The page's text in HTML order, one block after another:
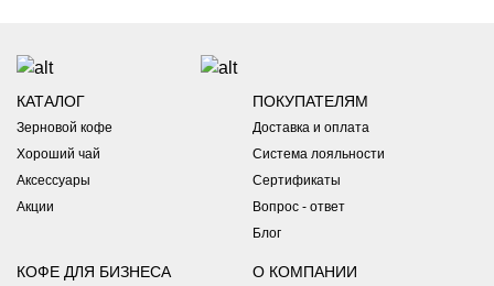
КАТАЛОГ
Зерновой кофе
Хороший чай
Аксессуары
Акции
ПОКУПАТЕЛЯМ
Доставка и оплата
Система лояльности
Сертификаты
Вопрос - ответ
Блог
КОФЕ ДЛЯ БИЗНЕСА О КОМПАНИИ